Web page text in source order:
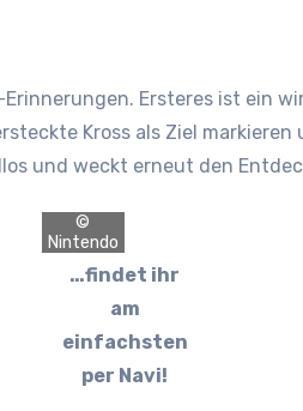
Ersteres ist ein
Kross als Ziel
und weckt erneut den
©
Nintendo
…findet ihr
am
einfachsten
per Navi!